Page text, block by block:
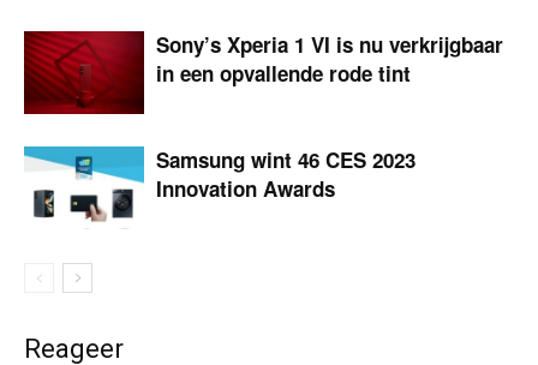
Sony’s Xperia 1 VI is nu verkrijgbaar
in een opvallende rode tint
Samsung wint 46 CES 2023
Innovation Awards
Reageer